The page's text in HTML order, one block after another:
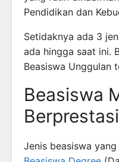
Pendidikan dan
Setidaknya ada 3
ada hingga saat ini.
Beasiswa Unggulan
Beasiswa
Berprestasi
Jenis beasiswa